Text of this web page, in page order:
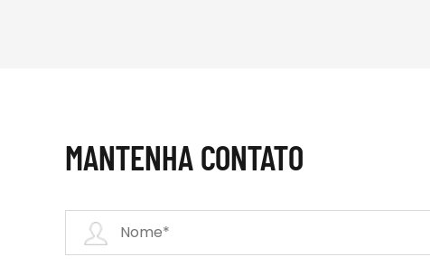
MANTENHA CONTATO